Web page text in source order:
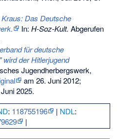
Kraus: Das Deutsche
In:H-Soz-Kult. Abgerufen
für deutsche
wird der Hitlerjugend
Jugendherbergswerk,
am26. Juni 2012;
2025.
: 118755196 | NDL:
|